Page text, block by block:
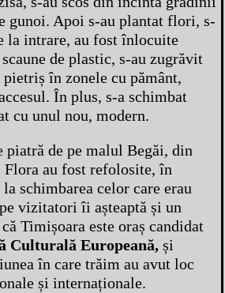
gunoi. Apoi s-au plantat flori, s-
la intrare, au fost înlocuite
de plastic, s-au zugrăvit
în zonele cu pământ,
În plus, s-a schimbat
cu unul nou, modern.
piatră de pe malul Begăi, din
Flora au fost refolosite, în
schimbarea celor care erau
vizitatori îi așteaptă și un
Timișoara este oraș candidat
Culturală Europeană, și
în care trăim au avut loc
și internaționale.